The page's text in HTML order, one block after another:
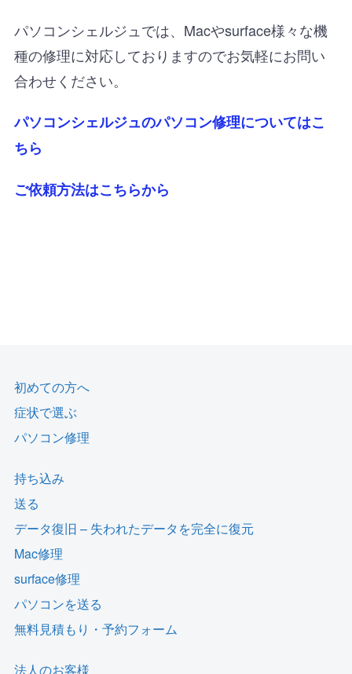
パソコンシェルジュでは、Macやsurface様々な機
種の修理に対応しておりますのでお気軽にお問い
合わせください。
パソコンシェルジュのパソコン修理についてはこ
ちら
ご依頼方法はこちらから
初めての方へ
症状で選ぶ
パソコン修理
持ち込み
送る
データ復旧 – 失われたデータを完全に復元
Mac修理
surface修理
パソコンを送る
無料見積もり・予約フォーム
法人のお客様